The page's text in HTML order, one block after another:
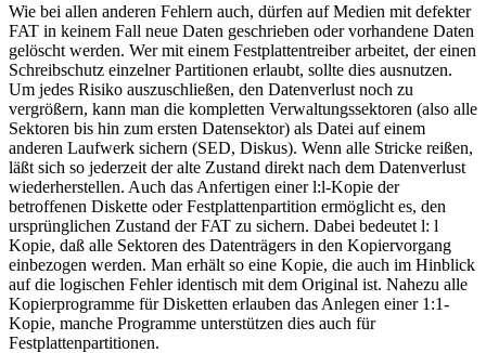
Wie bei allen anderen Fehlern auch, dürfen auf Medien mit defekter
FAT in keinem Fall neue Daten geschrieben oder vorhandene Daten
gelöscht werden. Wer mit einem Festplattentreiber arbeitet, der einen
Schreibschutz einzelner Partitionen erlaubt, sollte dies ausnutzen.
Um jedes Risiko auszuschließen, den Datenverlust noch zu
vergrößern, kann man die kompletten Verwaltungssektoren (also alle
Sektoren bis hin zum ersten Datensektor) als Datei auf einem
anderen Laufwerk sichern (SED, Diskus). Wenn alle Stricke reißen,
läßt sich so jederzeit der alte Zustand direkt nach dem Datenverlust
wiederherstellen. Auch das Anfertigen einer l:l-Kopie der
betroffenen Diskette oder Festplattenpartition ermöglicht es, den
ursprünglichen Zustand der FAT zu sichern. Dabei bedeutet l: l
Kopie, daß alle Sektoren des Datenträgers in den Kopiervorgang
einbezogen werden. Man erhält so eine Kopie, die auch im Hinblick
auf die logischen Fehler identisch mit dem Original ist. Nahezu alle
Kopierprogramme für Disketten erlauben das Anlegen einer 1:1-
Kopie, manche Programme unterstützen dies auch für
Festplattenpartitionen.